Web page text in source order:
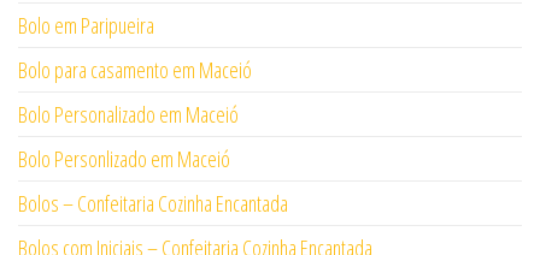
Bolo em Paripueira
Bolo para casamento em Maceió
Bolo Personalizado em Maceió
Bolo Personlizado em Maceió
Bolos – Confeitaria Cozinha Encantada
Bolos com Iniciais – Confeitaria Cozinha Encantada